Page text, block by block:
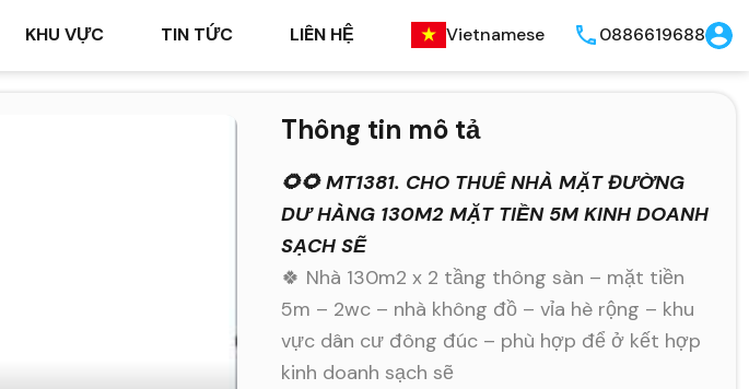
KHU VỰC TIN TỨC LIÊN HỆ Vietnamese 0886619688
Thông tin mô tả
🌻🌻 MT1381. CHO THUÊ NHÀ MẶT ĐƯỜNG
DƯ HÀNG 130M2 MẶT TIỀN 5M KINH DOANH
SẠCH SẼ
🍀 Nhà 130m2 x 2 tầng thông sàn – mặt tiền
5m – 2wc – nhà không đồ – vỉa hè rộng – khu
vực dân cư đông đúc – phù hợp để ở kết hợp
kinh doanh sạch sẽ